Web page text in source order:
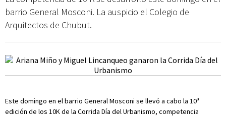
barrio General Mosconi. La auspicio el Colegio de
Arquitectos de Chubut.
Este domingo en el barrio General Mosconi se llevó a cabo la 10ª
edición de los 10K de la Corrida Día del Urbanismo, competencia